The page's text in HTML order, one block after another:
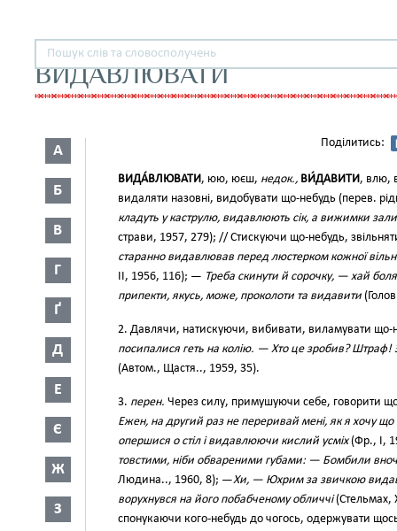
ВИДАВЛЮВАТИ
А
Б
В
Г
Ґ
Д
Е
Є
Ж
З
Поділитись:
ВИДА́ВЛЮВАТИ, юю, юєш, недок., ВИ́ДАВИТИ, влю,
видаляти назовні, видобувати що-небудь (перев.
кладуть у каструлю, видавлюють сік, а вижимки
страви, 1957, 279); // Стискуючи що-небудь, звільняти
старанно видавлював перед люстерком кожної
II, 1956, 116); — Треба скинути й сорочку, — хай
припекти, якусь, може, проколоти та видавити
2. Давлячи, натискуючи, вибивати, виламувати що-
посипалися геть на колію. — Хто це зробив?
(Автом., Щастя.., 1959, 35).
3. перен. Через силу, примушуючи себе, говорити
Ежен, на другий раз не переривай мені, як я хочу
опершися о стіл і видавлюючи кислий усміх(Фр., І,
товстими, ніби обвареними губами: — Бомбили
Людина.., 1960, 8); —Хи, — Юхрим за звичкою
ворухнувся на його побабченому обличчі(Стельмах,
спонукаючи кого-небудь до чогось, одержувати